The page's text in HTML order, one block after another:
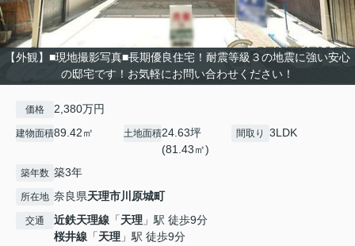
【外観】■現地撮影写真■長期優良住宅！耐震等級３の地震に強い安心
の邸宅です！お気軽にお問い合わせください！
価格 2,380万円
建物面積89.42㎡ 土地面積24.63坪
(81.43㎡)
間取り 3LDK
築年数 築3年
所在地 奈良県天理市川原城町
交通 近鉄天理線 「天理 」駅 徒歩9分
桜井線 「天理 」駅 徒歩9分